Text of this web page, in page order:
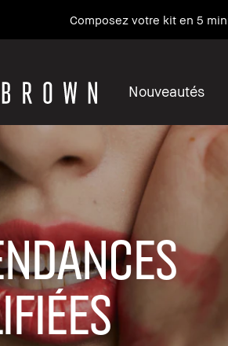
Composez votre kit en 5
Nouveautés